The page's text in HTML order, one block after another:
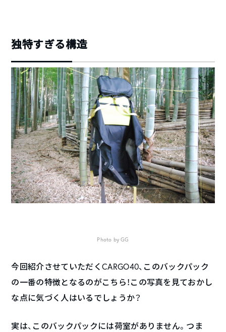
独特すぎる構造
Photo by GG
今回紹介させていただくCARGO40、このバックパック
の一番の特徴となるのがこちら！この写真を見ておかし
な点に気づく人はいるでしょうか？
実は、このバックパックには荷室がありません。つま